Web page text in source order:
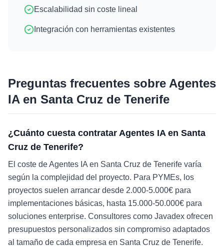
Escalabilidad sin coste lineal
Integración con herramientas existentes
Preguntas frecuentes sobre Agentes
IAen Santa Cruz de Tenerife
¿Cuánto cuesta contratar Agentes IA en Santa
Cruz de Tenerife?
El coste de Agentes IA en Santa Cruz de Tenerife varía
según la complejidad del proyecto. Para PYMEs, los
proyectos suelen arrancar desde 2.000-5.000€ para
implementaciones básicas, hasta 15.000-50.000€ para
soluciones enterprise. Consultores como Javadex ofrecen
presupuestos personalizados sin compromiso adaptados
al tamaño de cada empresa en Santa Cruz de Tenerife.